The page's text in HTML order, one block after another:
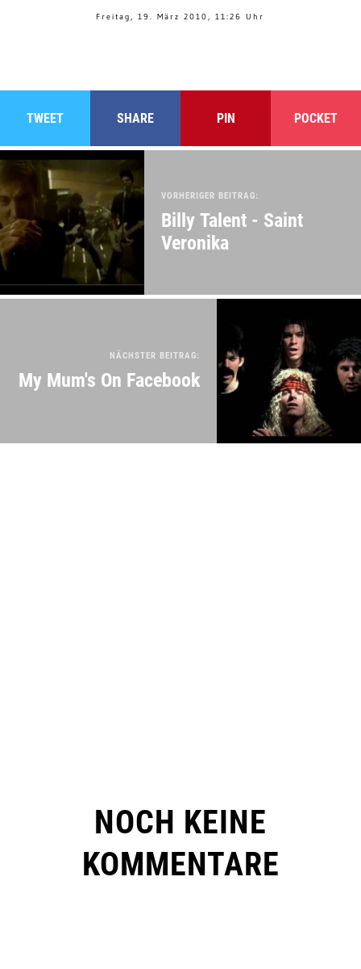
Freitag, 19. März 2010, 11:26 Uhr
TWEET SHARE PIN POCKET
VORHERIGER BEITRAG:
Billy Talent - Saint
Veronika
NÄCHSTER BEITRAG:
My Mum's On Facebook
NOCH KEINE
KOMMENTARE